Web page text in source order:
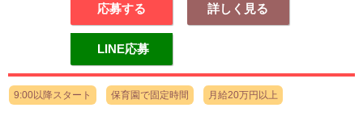
応募する 詳しく見る
LINE応募
9:00以降スタート 保育園で固定時間 月給20万円以上